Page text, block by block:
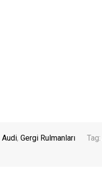
Audi, Gergi Rulmanları Tag: